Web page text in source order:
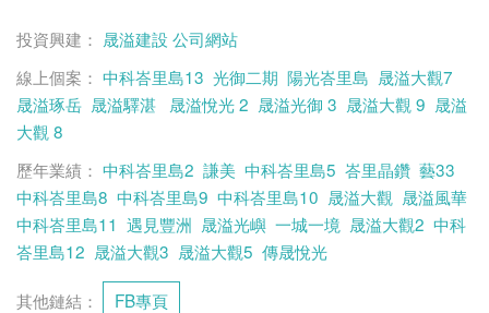
投資興建： 晟溢建設 公司網站
線上個案： 中科峇里島13 光御二期 陽光峇里島 晟溢大觀7
晟溢琢岳 晟溢驛湛 晟溢悅光 2 晟溢光御 3 晟溢大觀 9 晟溢
大觀 8
歷年業績： 中科峇里島2 謙美 中科峇里島5 峇里晶鑽 藝33
中科峇里島8 中科峇里島9 中科峇里島10 晟溢大觀 晟溢風華
中科峇里島11 遇見豐洲 晟溢光嶼 一城一境 晟溢大觀2 中科
峇里島12 晟溢大觀3 晟溢大觀5 傳晟悅光
其他鏈結： FB專頁